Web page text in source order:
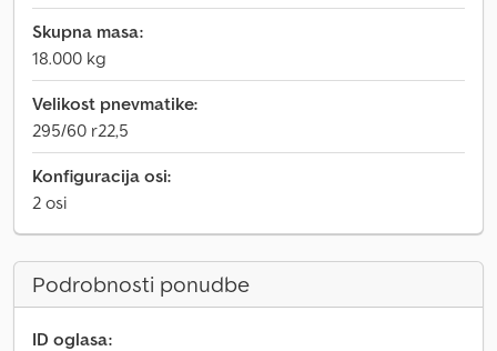
Skupna masa:
18.000 kg
Velikost pnevmatike:
295/60 r22,5
Konfiguracija osi:
2 osi
Podrobnosti ponudbe
ID oglasa: